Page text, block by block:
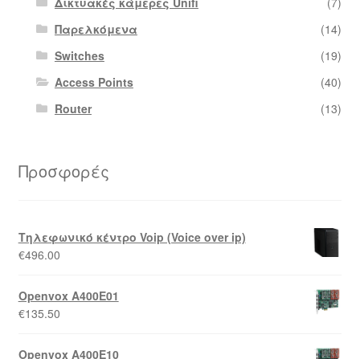
Παρελκόμενα
(14)
Switches
(19)
Access Points
(40)
Router
(13)
Προσφορές
Τηλεφωνικό κέντρο Voip (Voice over ip)
€496.00
Openvox A400E01
€135.50
Openvox A400E10